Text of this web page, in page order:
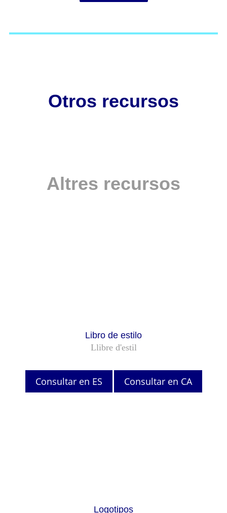
Otros recursos
Altres recursos
Libro de estilo
Llibre d'estil
Consultar en ES Consultar en CA
Logotipos